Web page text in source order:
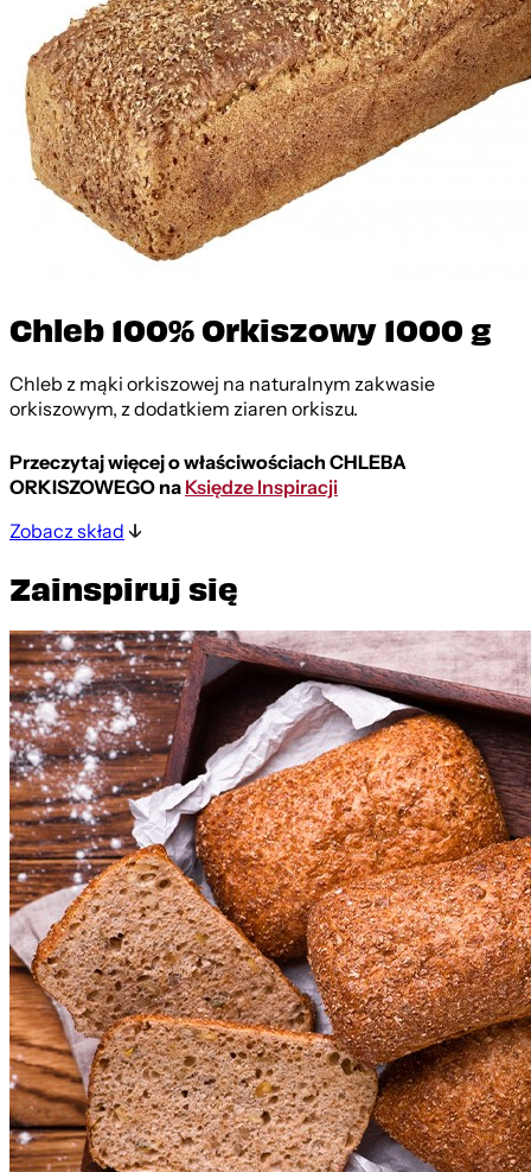
Chleb 100% Orkiszowy 1000 g
Chleb z mąki orkiszowej na naturalnym zakwasie
orkiszowym, z dodatkiem ziaren orkiszu.
Przeczytaj więcej o właściwościach CHLEBA
ORKISZOWEGO naKsiędze Inspiracji
Zobacz skład
Zainspiruj się